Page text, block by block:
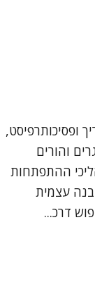
ופסיכותרפיסט,
והורים
ההתפתחות
עצמית
דרכ...